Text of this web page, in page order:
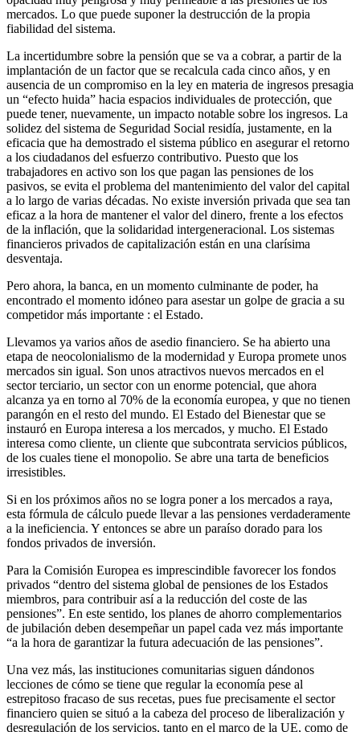
mercados. Lo que puede suponer la destrucción de la propia
fiabilidad del sistema.
La incertidumbre sobre la pensión que se va a cobrar, a partir de la
implantación de un factor que se recalcula cada cinco años, y en
ausencia de un compromiso en la ley en materia de ingresos presagia
un “efecto huida” hacia espacios individuales de protección, que
puede tener, nuevamente, un impacto notable sobre los ingresos. La
solidez del sistema de Seguridad Social residía, justamente, en la
eficacia que ha demostrado el sistema público en asegurar el retorno
a los ciudadanos del esfuerzo contributivo. Puesto que los
trabajadores en activo son los que pagan las pensiones de los
pasivos, se evita el problema del mantenimiento del valor del capital
a lo largo de varias décadas. No existe inversión privada que sea tan
eficaz a la hora de mantener el valor del dinero, frente a los efectos
de la inflación, que la solidaridad intergeneracional. Los sistemas
financieros privados de capitalización están en una clarísima
desventaja.
Pero ahora, la banca, en un momento culminante de poder, ha
encontrado el momento idóneo para asestar un golpe de gracia a su
competidor más importante : el Estado.
Llevamos ya varios años de asedio financiero. Se ha abierto una
etapa de neocolonialismo de la modernidad y Europa promete unos
mercados sin igual. Son unos atractivos nuevos mercados en el
sector terciario, un sector con un enorme potencial, que ahora
alcanza ya en torno al 70% de la economía europea, y que no tienen
parangón en el resto del mundo. El Estado del Bienestar que se
instauró en Europa interesa a los mercados, y mucho. El Estado
interesa como cliente, un cliente que subcontrata servicios públicos,
de los cuales tiene el monopolio. Se abre una tarta de beneficios
irresistibles.
Si en los próximos años no se logra poner a los mercados a raya,
esta fórmula de cálculo puede llevar a las pensiones verdaderamente
a la ineficiencia. Y entonces se abre un paraíso dorado para los
fondos privados de inversión.
Para la Comisión Europea es imprescindible favorecer los fondos
privados “dentro del sistema global de pensiones de los Estados
miembros, para contribuir así a la reducción del coste de las
pensiones”. En este sentido, los planes de ahorro complementarios
de jubilación deben desempeñar un papel cada vez más importante
“a la hora de garantizar la futura adecuación de las pensiones”.
Una vez más, las instituciones comunitarias siguen dándonos
lecciones de cómo se tiene que regular la economía pese al
estrepitoso fracaso de sus recetas, pues fue precisamente el sector
financiero quien se situó a la cabeza del proceso de liberalización y
desregulación de los servicios, tanto en el marco de la UE, como de